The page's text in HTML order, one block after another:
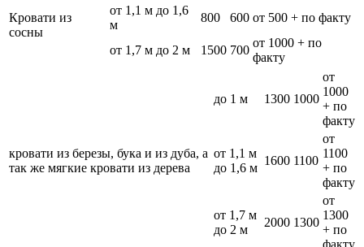
Кровати из
сосны
от 1,1 м до 1,6
м
800 600 от 500 + по факту
от 1,7 м до 2 м 1500 700
от 1000 + по
факту
кровати из березы, бука и из дуба, а
так же мягкие кровати из дерева
до 1 м 1300 1000
от
1000
+ по
факту
от 1,1 м
до 1,6 м
1600 1100
от
1100
+ по
факту
от 1,7 м
до 2 м
2000 1300
от
1300
+ по
факту